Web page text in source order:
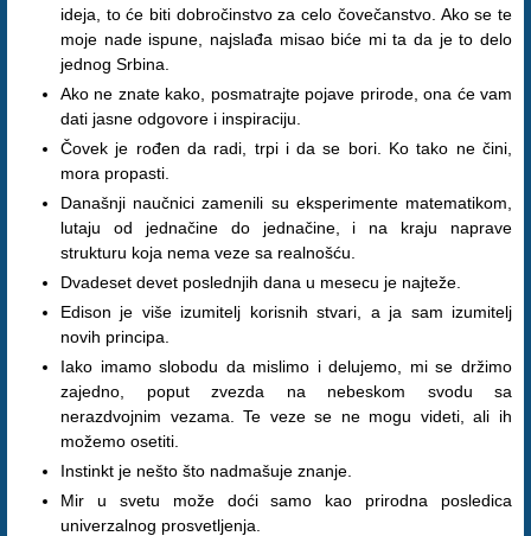
ideja, to će biti dobročinstvo za celo čovečanstvo. Ako se te
moje nade ispune, najslađa misao biće mi ta da je to delo
jednog Srbina.
Ako ne znate kako, posmatrajte pojave prirode, ona će vam
dati jasne odgovore i inspiraciju.
Čovek je rođen da radi, trpi i da se bori. Ko tako ne čini,
mora propasti.
Današnji naučnici zamenili su eksperimente matematikom,
lutaju od jednačine do jednačine, i na kraju naprave
strukturu koja nema veze sa realnošću.
Dvadeset devet poslednjih dana u mesecu je najteže.
Edison je više izumitelj korisnih stvari, a ja sam izumitelj
novih principa.
Iako imamo slobodu da mislimo i delujemo, mi se držimo
zajedno, poput zvezda na nebeskom svodu sa
nerazdvojnim vezama. Te veze se ne mogu videti, ali ih
možemo osetiti.
Instinkt je nešto što nadmašuje znanje.
Mir u svetu može doći samo kao prirodna posledica
univerzalnog prosvetljenja.